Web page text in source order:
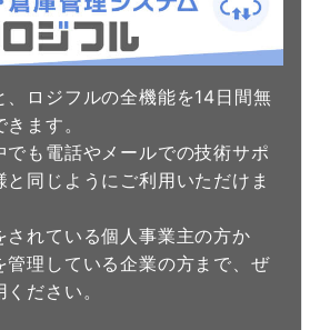
、ロジフルの全機能を14日間無
ます。
でも電話やメールでの技術サポ
と同じようにご利用いただけま
されている個人事業主の方か
管理している企業の方まで、ぜ
ださい。